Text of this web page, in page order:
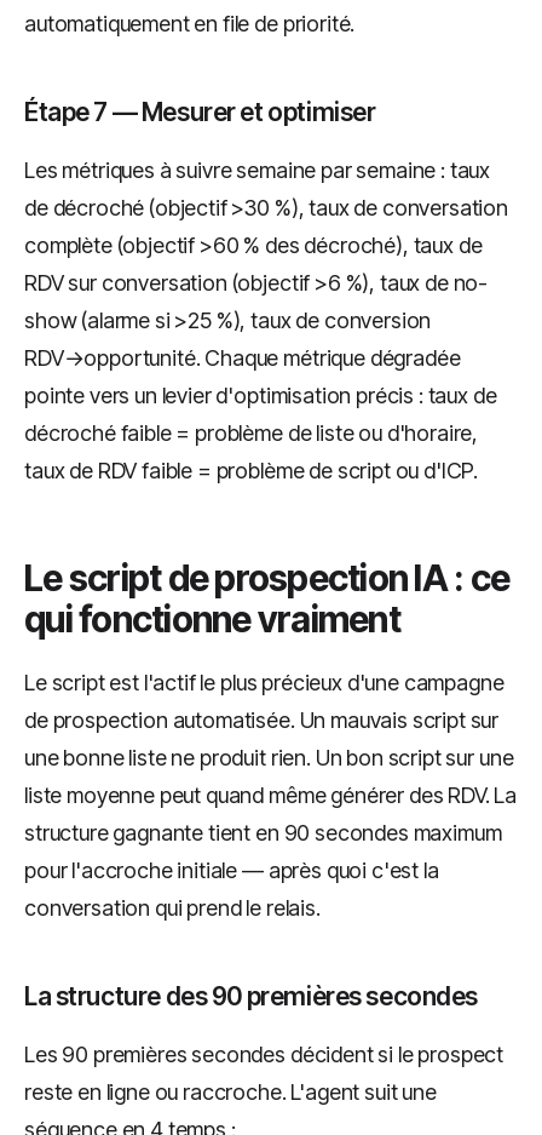
automatiquement en file de priorité.
Étape 7 — Mesurer et optimiser
Les métriques à suivre semaine par semaine : taux
de décroché (objectif >30 %), taux de conversation
complète (objectif >60 % des décroché), taux de
RDV sur conversation (objectif >6 %), taux de no-
show (alarme si >25 %), taux de conversion
RDV→opportunité. Chaque métrique dégradée
pointe vers un levier d'optimisation précis : taux de
décroché faible = problème de liste ou d'horaire,
taux de RDV faible = problème de script ou d'ICP.
Le script de prospection IA : ce
qui fonctionne vraiment
Le script est l'actif le plus précieux d'une campagne
de prospection automatisée. Un mauvais script sur
une bonne liste ne produit rien. Un bon script sur une
liste moyenne peut quand même générer des RDV. La
structure gagnante tient en 90 secondes maximum
pour l'accroche initiale — après quoi c'est la
conversation qui prend le relais.
La structure des 90 premières secondes
Les 90 premières secondes décident si le prospect
reste en ligne ou raccroche. L'agent suit une
séquence en 4 temps :